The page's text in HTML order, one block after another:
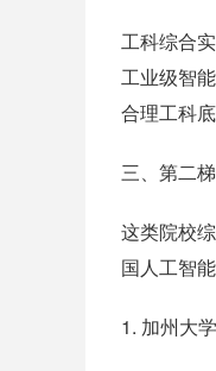
工科综合
工业级智
合理工科
三、第二
这类院校
国人工智
1. 加州大